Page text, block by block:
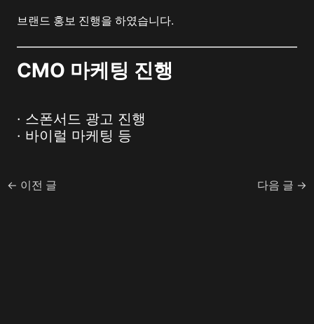
브랜드 홍보 진행을 하였습니다.
CMO 마케팅 진행
· 스폰서드 광고 진행
· 바이럴 마케팅 등
← 이전 글 다음 글 →